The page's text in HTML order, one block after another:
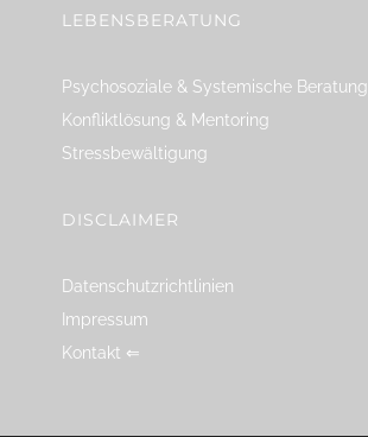
LEBENSBERATUNG
Psychosoziale & Systemische Beratung
Konfliktlösung & Mentoring
Stressbewältigung
DISCLAIMER
Datenschutzrichtlinien
Impressum
Kontakt ⇐